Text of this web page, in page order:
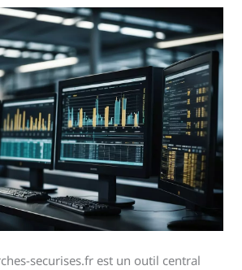
securises.fr est un outil central